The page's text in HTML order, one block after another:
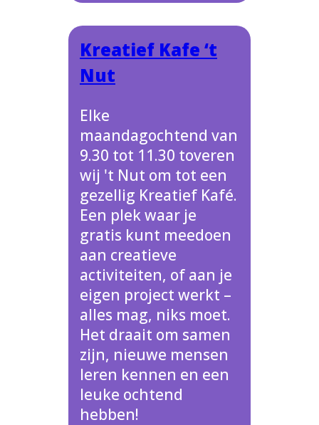
Kreatief Kafe ‘t
Nut
Elke
maandagochtend van
9.30 tot 11.30 toveren
wij 't Nut om tot een
gezellig Kreatief Kafé.
Een plek waar je
gratis kunt meedoen
aan creatieve
activiteiten, of aan je
eigen project werkt –
alles mag, niks moet.
Het draait om samen
zijn, nieuwe mensen
leren kennen en een
leuke ochtend
hebben!